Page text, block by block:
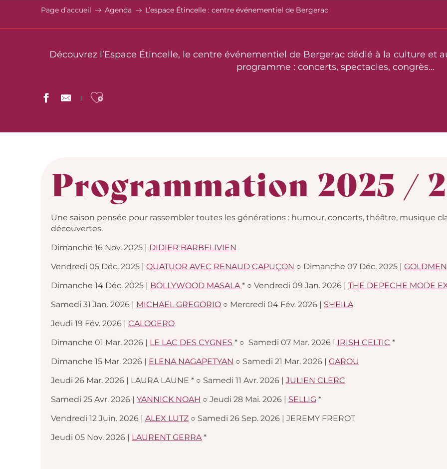
Page d’accueil Agenda L’espace Étincelle : centre événementiel de Bergerac
Découvrez l’Espace Étincelle, le centre événementiel de Bergerac dédié à la culture et
programme : concerts, spectacles, congrès…
Ajouter aux favoris
Programmation 2025 /
Une saison pensée pour rassembler toutes les générations : humour, concerts, théâtre, musique
découvertes.
Dimanche 16 Nov. 2025 | DIDIER BARBELIVIEN
Vendredi 05 Déc. 2025 | QUATUOR AVEC RENAUD CAPUÇON ○ Dimanche 07 Déc. 2025 | GOLDMEN
Dimanche 14 Déc. 2025 | BOLLYWOOD MASALA* ○ Vendredi 09 Jan. 2026 | THE DEPECHE MODE
Samedi 31 Jan. 2026 | MICHAEL GREGORIO ○ Mercredi 04 Fév. 2026 | SHEILA
Jeudi 19 Fév. 2026 | CALOGERO
Dimanche 01 Mar. 2026 | LE LAC DES CYGNES * ○ Samedi 07 Mar. 2026 | IRISH CELTIC *
Dimanche 15 Mar. 2026 | ELENA NAGAPETYAN ○ Samedi 21 Mar. 2026 | GAROU
Jeudi 26 Mar. 2026 | LAURA LAUNE * ○ Samedi 11 Avr. 2026 | JULIEN CLERC
Samedi 25 Avr. 2026 | YANNICK NOAH ○ Jeudi 28 Mai. 2026 | SELLIG *
Vendredi 12 Juin. 2026 | ALEX LUTZ ○ Samedi 26 Sep. 2026 | JEREMY FREROT
Jeudi 05 Nov. 2026 | LAURENT GERRA*